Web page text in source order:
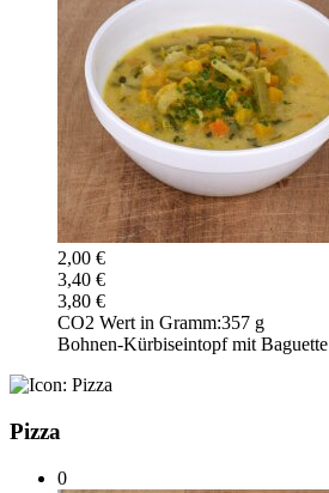
2,00 €
3,40 €
3,80 €
CO2 Wert in Gramm:357 g
Bohnen-Kürbiseintopf mit Baguette
Pizza
0